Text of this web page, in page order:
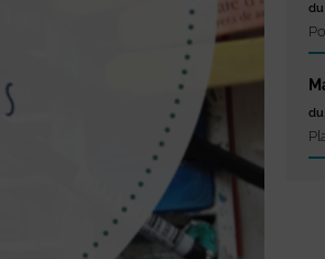
du
du